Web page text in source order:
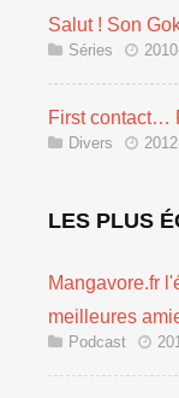
Salut ! Son
Séries
First contact…
Divers
LES PLUS
Mangavore.fr
meilleures
Podcast